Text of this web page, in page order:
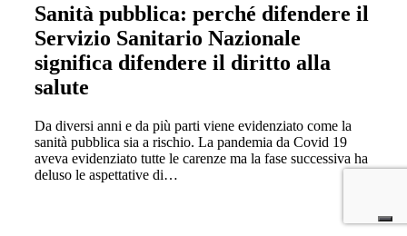
Sanità pubblica: perché difendere il
Servizio Sanitario Nazionale
significa difendere il diritto alla
salute
Da diversi anni e da più parti viene evidenziato come la
sanità pubblica sia a rischio. La pandemia da Covid 19
aveva evidenziato tutte le carenze ma la fase successiva ha
deluso le aspettative di…